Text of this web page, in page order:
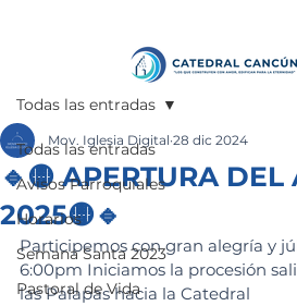
Todas las entradas
Avisos Parroquiales
Horarios
Semana Santa 2023
Pastoral de Vida
Todas las entradas
🔹🟡 APERTURA
2025🟡🔹
Mov. Iglesia Digital 28 dic 2024
Participemos con gran alegría y
6:00pm Iniciamos la procesión
las Palapas hacia la Catedral